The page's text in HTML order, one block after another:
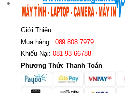
Giới Thiệu
Mua hàng : 089 808 7979
Khiếu Nại: 081 93 66788
Phương Thức Thanh Toán